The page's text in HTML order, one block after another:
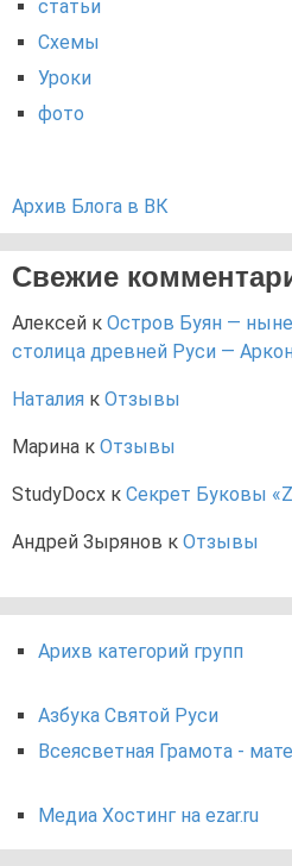
статьи
Схемы
Уроки
фото
Архив Блога в ВК
Свежие
Алексей к Остров Буян —
столица древней Руси —
Наталия к Отзывы
Марина к Отзывы
StudyDocx к Секрет Буковы
Андрей Зырянов к Отзывы
Арихв категорий групп
Азбука Святой Руси
Всеясветная Грамота -
Медиа Хостинг на ezar.ru